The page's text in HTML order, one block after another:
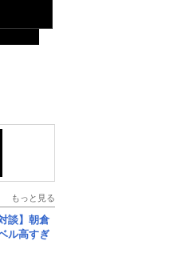
もっと見る
談】朝倉
ル高すぎ